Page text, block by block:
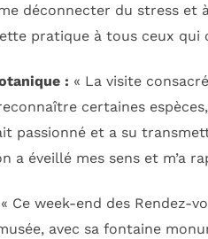
déconnecter du stress
pratique à tous ceux
: « La visite
certaines
passionné et a su
a éveillé mes sens et m’a
« Ce week-end des Rendez-
avec sa fontaine